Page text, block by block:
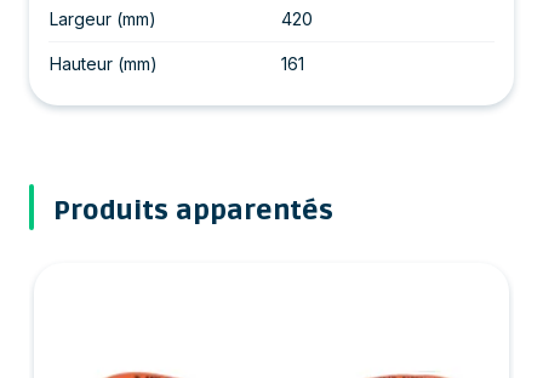
Largeur (mm) 420
Hauteur (mm) 161
Produits apparentés